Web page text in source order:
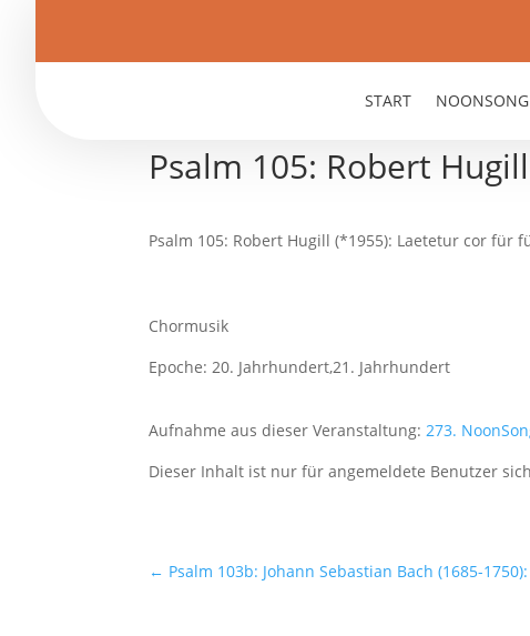
START NOONSONG
Psalm 105: Robert
Psalm 105: Robert Hugill (*1955): Laetetur cor für
Chormusik
Epoche: 20. Jahrhundert,21. Jahrhundert
Aufnahme aus dieser Veranstaltung: 273.
Dieser Inhalt ist nur für angemeldete Benutzer
← Psalm 103b: Johann Sebastian Bach (1685-